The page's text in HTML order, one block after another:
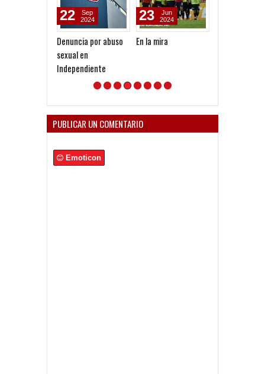
Denuncia por abuso
sexual en
Independiente
22
Sep
2024
En la mira
23
Jun
2024
PUBLICAR UN COMENTARIO
Emoticon